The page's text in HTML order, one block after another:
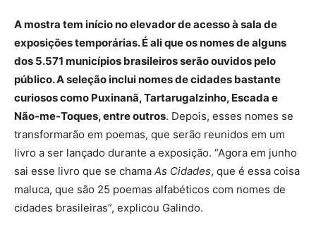
A mostra tem início no elevador de acesso à sala de
exposições temporárias. É ali que os nomes de alguns
dos 5.571 municípios brasileiros serão ouvidos pelo
público. A seleção inclui nomes de cidades bastante
curiosos como Puxinanã, Tartarugalzinho, Escada e
Não-me-Toques, entre outros. Depois, esses nomes se
transformarão em poemas, que serão reunidos em um
livro a ser lançado durante a exposição. “Agora em junho
sai esse livro que se chama As Cidades, que é essa coisa
maluca, que são 25 poemas alfabéticos com nomes de
cidades brasileiras”, explicou Galindo.